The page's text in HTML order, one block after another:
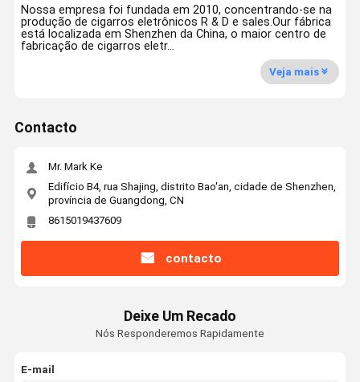
Nossa empresa foi fundada em 2010, concentrando-se na
produção de cigarros eletrônicos R & D e sales.Our fábrica
está localizada em Shenzhen da China, o maior centro de
fabricação de cigarros eletr...
Veja mais
Contacto
Mr. Mark Ke
Edifício B4, rua Shajing, distrito Bao'an, cidade de Shenzhen,
província de Guangdong, CN
8615019437609
contacto
Deixe Um Recado
Nós Responderemos Rapidamente
E-mail